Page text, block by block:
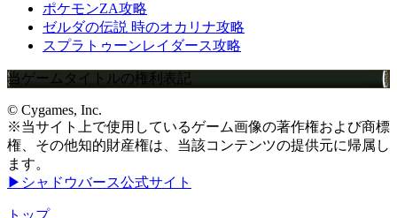
ポケモンZA攻略
ゼルダの伝説 時のオカリナ攻略
スプラトゥーンレイダース攻略
当ゲームタイトルの権利表記
© Cygames, Inc.
※当サイト上で使用しているゲーム画像の著作権および商標
権、その他知的財産権は、当該コンテンツの提供元に帰属し
ます。
▶シャドウバース公式サイト